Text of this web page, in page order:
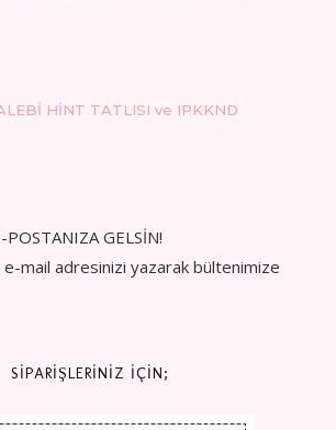
HİNT TATLISI ve IPKKND
POSTANIZA GELSİN!
e-mail adresinizi yazarak bültenimize
SİPARİŞLERİNİZ İÇİN;